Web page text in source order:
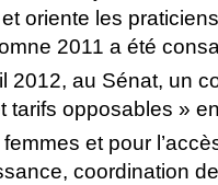
oriente les
2011 a été
2012, au Sénat, un
tarifs opposables »
et pour
coordination